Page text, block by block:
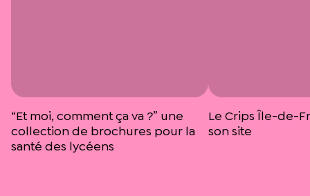
“Et moi, comment ça va ?” une
collection de brochures pour la
santé des lycéens
Le Crips Île-de-
son site